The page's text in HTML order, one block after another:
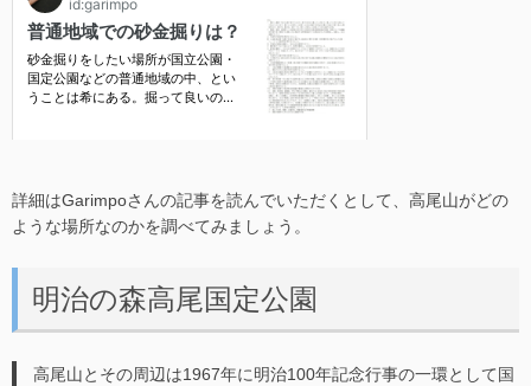
詳細はGarimpoさんの記事を読んでいただくとして、高尾山がどの
ような場所なのかを調べてみましょう。
明治の森高尾国定公園
高尾山とその周辺は1967年に明治100年記念行事の一環として国